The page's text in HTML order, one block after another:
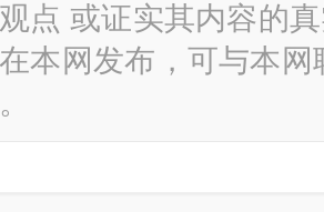
点 或证实其内容的
本网发布，可与本